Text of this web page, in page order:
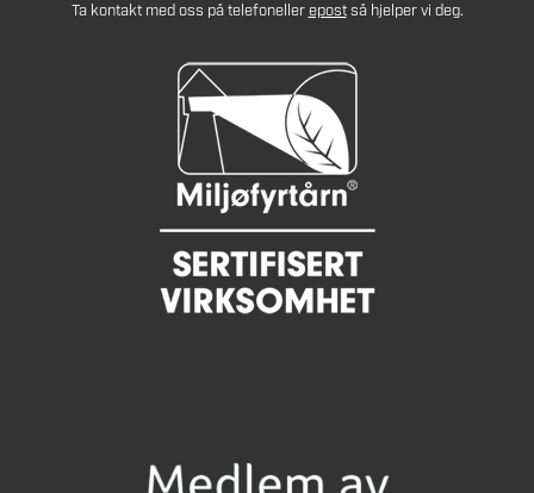
Ta kontakt med oss på telefonellerepostså hjelper vi deg.